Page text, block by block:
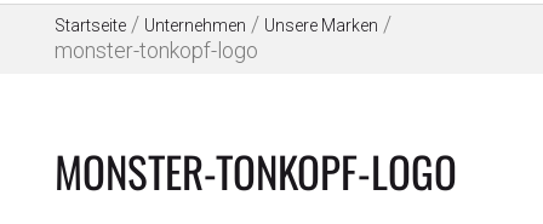
Startseite/ Unternehmen / Unsere Marken /
monster-tonkopf-logo
MONSTER-TONKOPF-LOGO